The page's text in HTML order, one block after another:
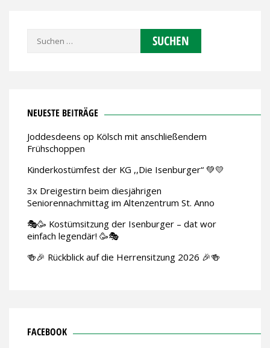
Suchen
NEUESTE BEITRÄGE
Joddesdeens op Kölsch mit anschließendem
Frühschoppen
Kinderkostümfest der KG ,,Die Isenburger“ 💚💛
3x Dreigestirn beim diesjährigen
Seniorennachmittag im Altenzentrum St. Anno
🎭🥳 Kostümsitzung der Isenburger – dat wor
einfach legendär! 🥳🎭
🍻🎉 Rückblick auf die Herrensitzung 2026 🎉🍻
FACEBOOK